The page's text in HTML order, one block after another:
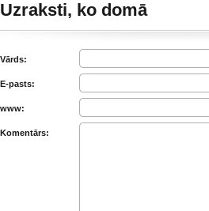
Uzraksti, ko domā
Vārds:
E-pasts:
www:
Komentārs: